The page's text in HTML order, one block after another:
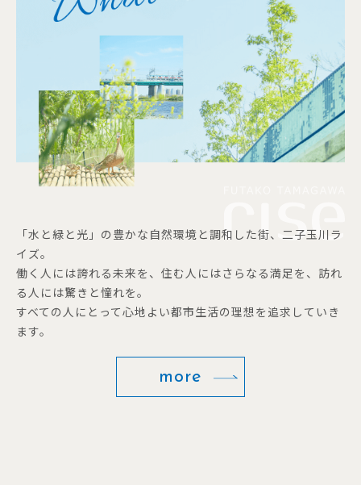
「水と緑と光」の豊かな自然環境と調和した街、二子玉川ラ
イズ。
働く人には誇れる未来を、住む人にはさらなる満足を、訪れ
る人には驚きと憧れを。
すべての人にとって心地よい都市生活の理想を追求していき
ます。
more